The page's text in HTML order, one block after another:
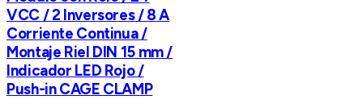
VCC / 2 Inversores / 8 A
Corriente Continua /
Montaje Riel DIN 15 mm /
Indicador LED Rojo /
Push-in CAGE CLAMP